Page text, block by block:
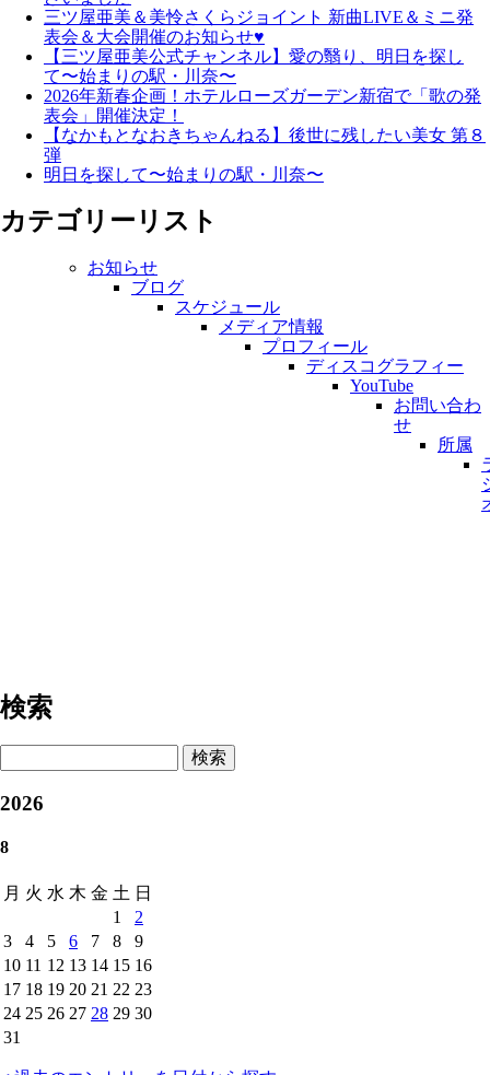
三ツ屋亜美＆美怜さくらジョイント 新曲LIVE＆ミニ発
表会＆大会開催のお知らせ♥
【三ツ屋亜美公式チャンネル】愛の翳り、明日を探し
て〜始まりの駅・川奈〜
2026年新春企画！ホテルローズガーデン新宿で「歌の発
表会」開催決定！
【なかもとなおきちゃんねる】後世に残したい美女 第８
弾
明日を探して〜始まりの駅・川奈〜
カテゴリーリスト
お知らせ
ブログ
スケジュール
メディア情報
プロフィール
ディスコグラフィー
YouTube
お問い合わ
せ
所属
検索
検索
2026
8
月 火 水 木 金 土 日
1
2
3
4 5 6 7 8
9
10 11 12 13 14 15 16
17 18 19 20 21 22 23
24 25 26 27 28 29 30
31